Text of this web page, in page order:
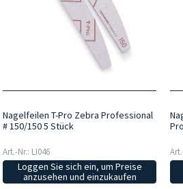
Nagelfeilen T-Pro Zebra Professional
# 150/150 5 Stück
Art.-Nr.: LI046
Loggen Sie sich ein, um Preise
anzusehen und einzukaufen